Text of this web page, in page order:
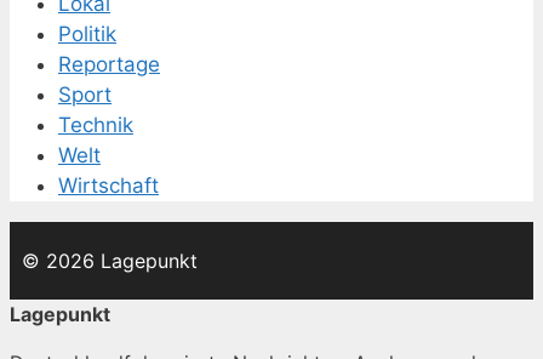
Politik
Reportage
Sport
Technik
Welt
Wirtschaft
© 2026 Lagepunkt
Lagepunkt